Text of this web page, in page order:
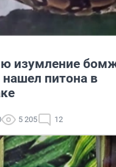
изумление
нашел питона в
5 205 12